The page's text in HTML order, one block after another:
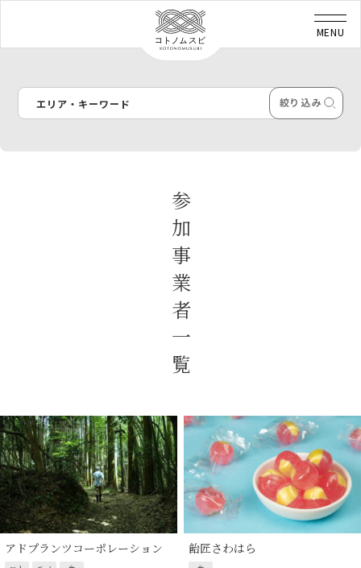
エリア・キーワード
参加事業者一覧
アドプランツコーポレーション 飴匠さわはら